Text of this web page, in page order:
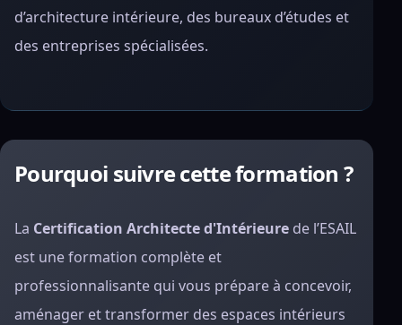
d’architecture intérieure, des bureaux d’études et
des entreprises spécialisées.
Pourquoi suivre cette formation ?
La Certification Architecte d'Intérieure de l’ESAIL
est une formation complète et
professionnalisante qui vous prépare à concevoir,
aménager et transformer des espaces intérieurs